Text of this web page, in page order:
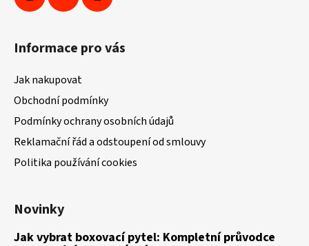
Informace pro vás
Jak nakupovat
Obchodní podmínky
Podmínky ochrany osobních údajů
Reklamační řád a odstoupení od smlouvy
Politika používání cookies
Novinky
Jak vybrat boxovací pytel: Kompletní průvodce